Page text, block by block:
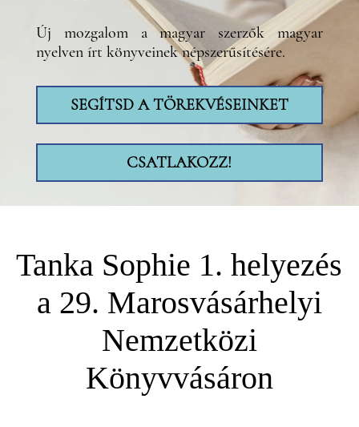
Új mozgalom a magyar szerzők magyar
nyelven írt könyveinek népszerűsítésére.
SEGÍTSD A TÖREKVÉSEINKET
CSATLAKOZZ!
Tanka Sophie 1. helyezés
a 29. Marosvásárhelyi
Nemzetközi
Könyvvásáron